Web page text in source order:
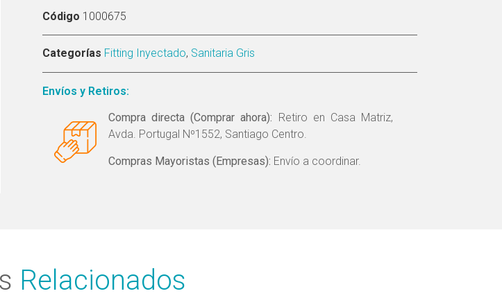
Código 1000675
Categorías Fitting Inyectado, Sanitaria Gris
Envíos y Retiros:
Compra directa (Comprar ahora): Retiro en Casa Matriz,
Avda. Portugal Nº1552, Santiago Centro.
Compras Mayoristas (Empresas): Envío a coordinar.
Relacionados